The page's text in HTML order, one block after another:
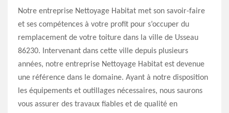
Notre entreprise Nettoyage Habitat met son savoir-faire
et ses compétences à votre profit pour s’occuper du
remplacement de votre toiture dans la ville de Usseau
86230. Intervenant dans cette ville depuis plusieurs
années, notre entreprise Nettoyage Habitat est devenue
une référence dans le domaine. Ayant à notre disposition
les équipements et outillages nécessaires, nous saurons
vous assurer des travaux fiables et de qualité en